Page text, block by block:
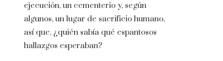
ejecución, un cementerio y, según
algunos, un lugar de sacrificio humano,
así que, ¿quién sabía qué espantosos
hallazgos esperaban?